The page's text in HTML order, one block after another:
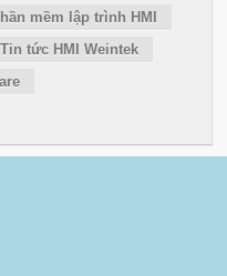
mềm lập trình HMI
Tin tức HMI Weintek